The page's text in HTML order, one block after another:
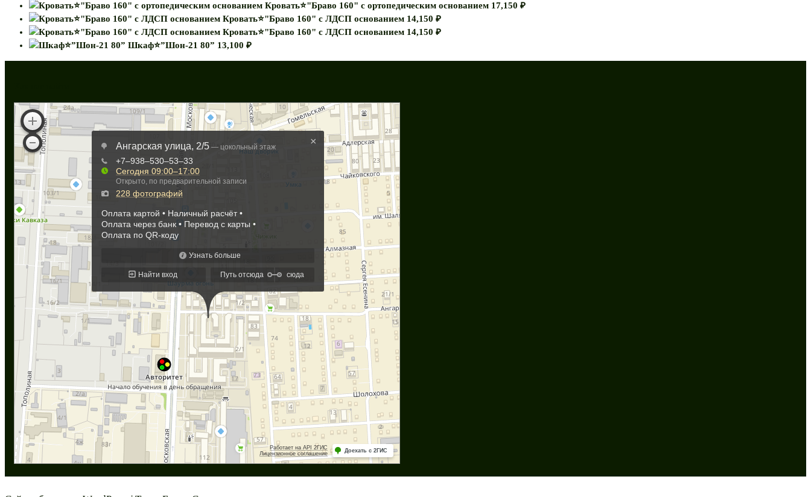
Кровать⭐"Браво 160" с ортопедическим основанием 17,150 ₽
Кровать⭐"Браво 160" с ЛДСП основанием 14,150 ₽
Кровать⭐"Браво 160" с ЛДСП основанием 14,150 ₽
Шкаф⭐”Шон-21 80” 13,100 ₽